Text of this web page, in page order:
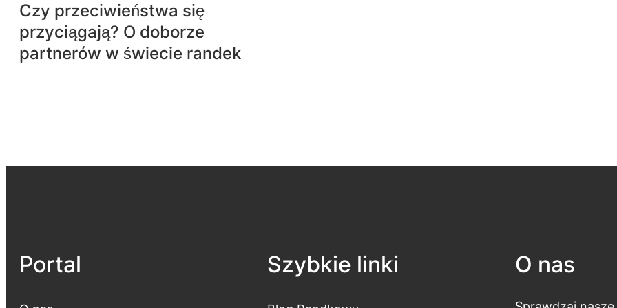
Czy przeciwieństwa się
przyciągają? O doborze
partnerów w świecie randek
Portal Szybkie linki O nas